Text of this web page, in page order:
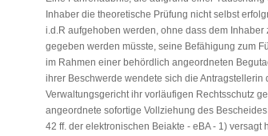
Inhaber die theoretische Prüfung nicht selbst
i.d.R aufgehoben werden, ohne dass dem Inhaber
gegeben werden müsste, seine Befähigung zum
im Rahmen einer behördlich angeordneten
ihrer Beschwerde wendete sich die Antragstellerin
Verwaltungsgericht ihr vorläufigen Rechtsschutz
angeordnete sofortige Vollziehung des
42 ff. der elektronischen Beiakte - eBA - 1) versagt